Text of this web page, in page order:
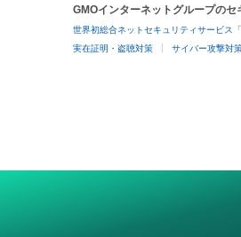
GMOインターネットグループのセ
世界初総合ネットセキュリティサービス
実在証明・盗聴対策 サイバー攻撃対